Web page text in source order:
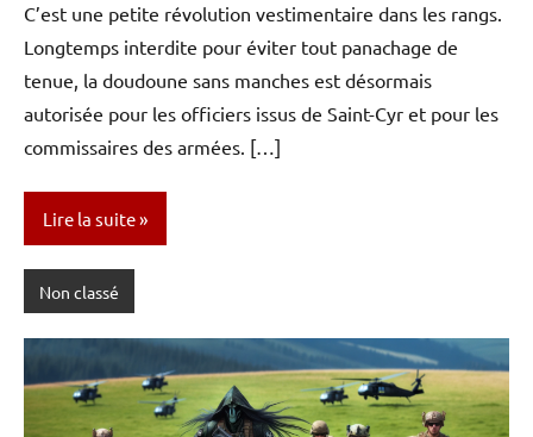
C’est une petite révolution vestimentaire dans les rangs.
Longtemps interdite pour éviter tout panachage de
tenue, la doudoune sans manches est désormais
autorisée pour les officiers issus de Saint-Cyr et pour les
commissaires des armées. […]
Lire la suite
Non classé